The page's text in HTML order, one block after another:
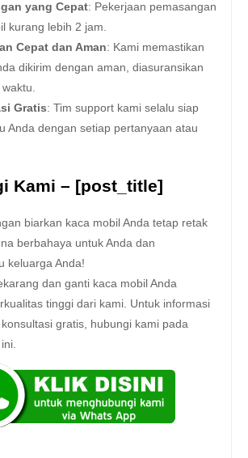
yang Cepat: Pekerjaan pemasangan
kurang lebih 2 jam.
Cepat dan Aman: Kami memastikan
dikirim dengan aman, diasuransikan
Gratis: Tim support kami selalu siap
Anda dengan setiap pertanyaan atau
Kami – [post_title]
biarkan kaca mobil Anda tetap retak
berbahaya untuk Anda dan
keluarga Anda!
dan ganti kaca mobil Anda
tinggi dari kami. Untuk informasi
gratis, hubungi kami pada